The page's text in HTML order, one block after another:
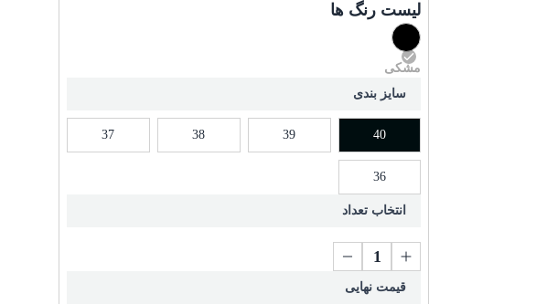
لیست رنگ ها
مشکی
سایز بندی
40
39
38
37
36
انتخاب تعداد
قیمت نهایی